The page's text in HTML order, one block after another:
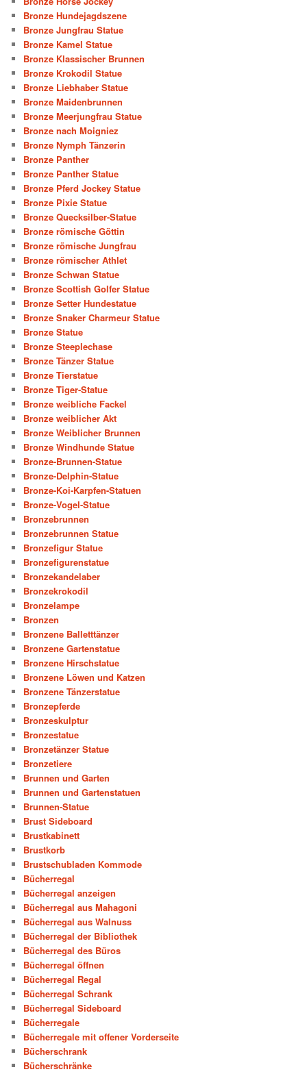
Bronze Hundejagdszene
Bronze Jungfrau Statue
Bronze Kamel Statue
Bronze Klassischer Brunnen
Bronze Krokodil Statue
Bronze Liebhaber Statue
Bronze Maidenbrunnen
Bronze Meerjungfrau Statue
Bronze nach Moigniez
Bronze Nymph Tänzerin
Bronze Panther
Bronze Panther Statue
Bronze Pferd Jockey Statue
Bronze Pixie Statue
Bronze Quecksilber-Statue
Bronze römische Göttin
Bronze römische Jungfrau
Bronze römischer Athlet
Bronze Schwan Statue
Bronze Scottish Golfer Statue
Bronze Setter Hundestatue
Bronze Snaker Charmeur Statue
Bronze Statue
Bronze Steeplechase
Bronze Tänzer Statue
Bronze Tierstatue
Bronze Tiger-Statue
Bronze weibliche Fackel
Bronze weiblicher Akt
Bronze Weiblicher Brunnen
Bronze Windhunde Statue
Bronze-Brunnen-Statue
Bronze-Delphin-Statue
Bronze-Koi-Karpfen-Statuen
Bronze-Vogel-Statue
Bronzebrunnen
Bronzebrunnen Statue
Bronzefigur Statue
Bronzefigurenstatue
Bronzekandelaber
Bronzekrokodil
Bronzelampe
Bronzen
Bronzene Balletttänzer
Bronzene Gartenstatue
Bronzene Hirschstatue
Bronzene Löwen und Katzen
Bronzene Tänzerstatue
Bronzepferde
Bronzeskulptur
Bronzestatue
Bronzetänzer Statue
Bronzetiere
Brunnen und Garten
Brunnen und Gartenstatuen
Brunnen-Statue
Brust Sideboard
Brustkabinett
Brustkorb
Brustschubladen Kommode
Bücherregal
Bücherregal anzeigen
Bücherregal aus Mahagoni
Bücherregal aus Walnuss
Bücherregal der Bibliothek
Bücherregal des Büros
Bücherregal öffnen
Bücherregal Regal
Bücherregal Schrank
Bücherregal Sideboard
Bücherregale
Bücherregale mit offener Vorderseite
Bücherschrank
Bücherschränke